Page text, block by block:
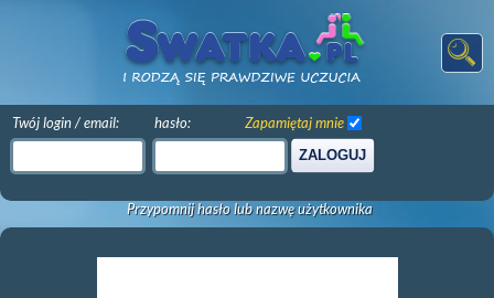
Twój login / email: hasło:
ZALOGUJ
Zapamiętaj mnie
Przypomnij hasło lub nazwę użytkownika